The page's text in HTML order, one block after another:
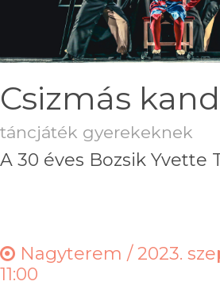
Csizmás
táncjáték gyerekeknek
A 30 éves Bozsik Yvette
Nagyterem /2023.
11:00